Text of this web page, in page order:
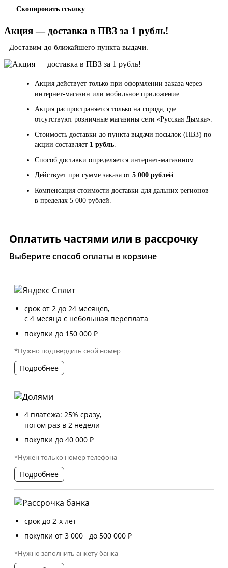
Скопировать ссылку
Акция — доставка в ПВЗ за 1 рубль!
Доставим до ближайшего пункта выдачи.
Акция действует только при оформлении заказа через
интернет-магазин или мобильное приложение.
Акция распространяется только на города, где
отсутствуют розничные магазины сети «Русская Дымка».
Стоимость доставки до пункта выдачи посылок (ПВЗ) по
акции составляет 1 рубль.
Способ доставки определяется интернет-магазином.
Действует при сумме заказа от 5 000 рублей
Компенсация стоимости доставки для дальних регионов
в пределах 5 000 рублей.
Оплатить частями или в рассрочку
Выберите способ оплаты в корзине
срок от 2 до 24 месяцев,
с 4 месяца с небольшая переплата
покупки до 150 000 ₽
*Нужно подтвердить свой номер
Подробнее
4 платежа: 25% сразу,
потом раз в 2 недели
покупки до 40 000 ₽
*Нужен только номер телефона
Подробнее
срок до 2-х лет
покупки от 3 000 до 500 000 ₽
*Нужно заполнить анкету банка